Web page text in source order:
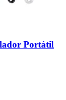
Portátil